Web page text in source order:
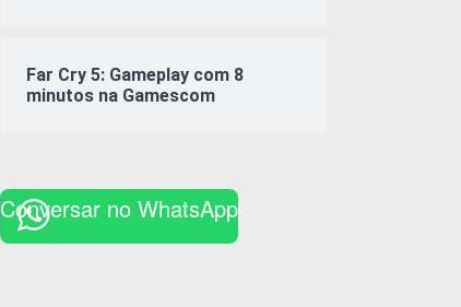
Far Cry 5: Gameplay com 8
minutos na Gamescom
Conversar no WhatsApp